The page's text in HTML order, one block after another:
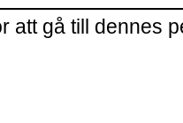
att gå till dennes